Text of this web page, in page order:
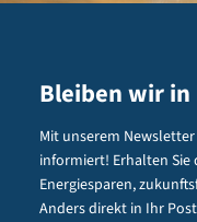
Bleiben wir
Mit unserem
informiert! Erhalten Sie
Energiesparen,
Anders direkt in Ihr